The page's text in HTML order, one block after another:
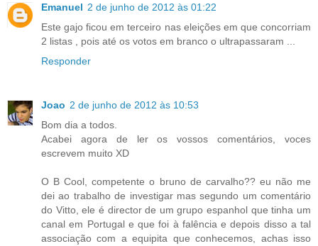
Emanuel 2 de junho de 2012 às 01:22
Este gajo ficou em terceiro nas eleições em que concorriam
2 listas , pois até os votos em branco o ultrapassaram ...
Responder
Joao 2 de junho de 2012 às 10:53
Bom dia a todos.
Acabei agora de ler os vossos comentários, voces
escrevem muito XD
O B Cool, competente o bruno de carvalho?? eu não me
dei ao trabalho de investigar mas segundo um comentário
do Vitto, ele é director de um grupo espanhol que tinha um
canal em Portugal e que foi à falência e depois disso a tal
associação com a equipita que conhecemos, achas isso